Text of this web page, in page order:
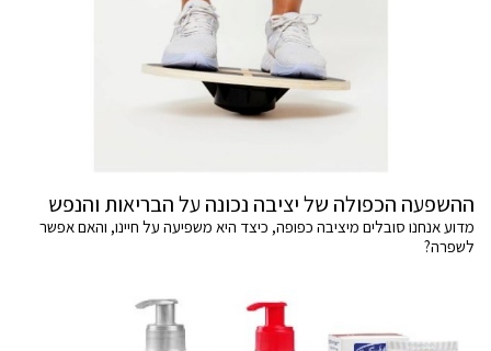
ההשפעה הכפולה של יציבה נכונה על הבריאות והנפש
מדוע אנחנו סובלים מיציבה כפופה, כיצד היא משפיעה על חיינו, והאם אפשר
לשפרה?